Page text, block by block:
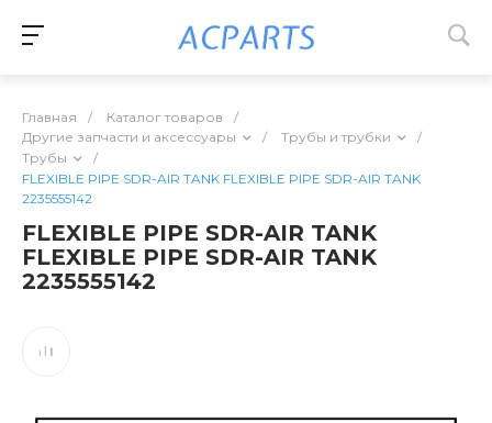
Главная / Каталог товаров
/
Другие запчасти и аксессуары
/ Трубы и трубки
/
Трубы
/
FLEXIBLE PIPE SDR-AIR TANK FLEXIBLE PIPE SDR-AIR TANK
2235555142
FLEXIBLE PIPE SDR-AIR TANK
FLEXIBLE PIPE SDR-AIR TANK
2235555142